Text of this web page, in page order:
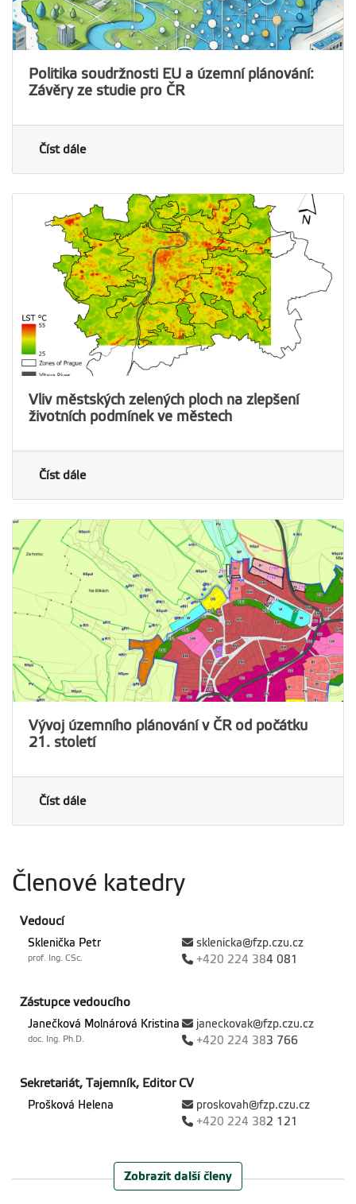
Politika soudržnosti EU a územní plánování:
Závěry ze studie pro ČR
Číst dále
Vliv městských zelených ploch na zlepšení
životních podmínek ve městech
Číst dále
Vývoj územního plánování v ČR od počátku
21. století
Číst dále
Členové katedry
Vedoucí
Sklenička Petr
prof. Ing. CSc.
sklenicka@fzp.czu.cz
+420 224 384 081
Zástupce vedoucího
Janečková Molnárová Kristina
doc. Ing. Ph.D.
janeckovak@fzp.czu.cz
+420 224 383 766
Sekretariát, Tajemník, Editor CV
Prošková Helena
proskovah@fzp.czu.cz
+420 224 382 121
Pedagogové
Zobrazit další členy